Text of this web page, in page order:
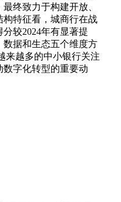
终致力于构建开放、
特征看，城商行在战
较2024年有显著提
数据和生态五个维度方
来越多的中小银行关注
字化转型的重要动